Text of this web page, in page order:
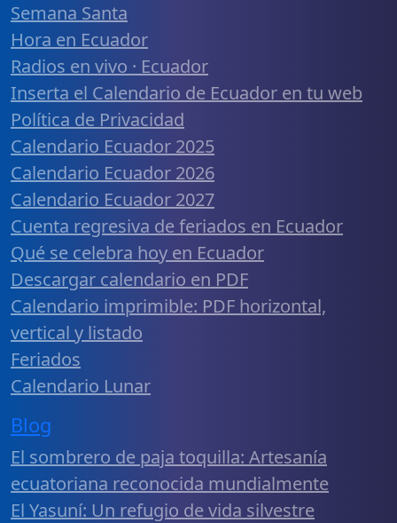
Semana Santa
Hora en Ecuador
Radios en vivo · Ecuador
Inserta el Calendario de Ecuador en tu web
Política de Privacidad
Calendario Ecuador 2025
Calendario Ecuador 2026
Calendario Ecuador 2027
Cuenta regresiva de feriados en Ecuador
Qué se celebra hoy en Ecuador
Descargar calendario en PDF
Calendario imprimible: PDF horizontal,
vertical y listado
Feriados
Calendario Lunar
Blog
El sombrero de paja toquilla: Artesanía
ecuatoriana reconocida mundialmente
El Yasuní: Un refugio de vida silvestre